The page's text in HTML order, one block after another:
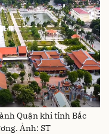
Quận khi tỉnh Bắc
Ảnh: ST